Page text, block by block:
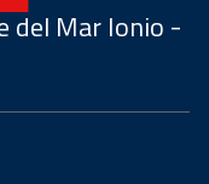
del Mar Ionio -